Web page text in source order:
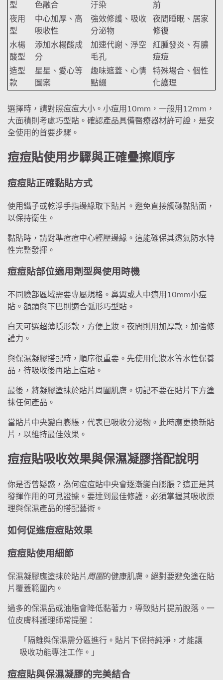
型 色融合 汙染
前
夜用
型
中心加厚、高
吸收性
強效修護、吸收
分泌物
夜間睡眠、居家
修復
水楊
酸型
添加水楊酸成
分
加速代謝、淨空
毛孔
紅腫發炎、有膿
痘痘
造型
款
星星、愛心等
圖案
趣味遮蓋、心情
點綴
特殊場合、個性
化護理
選擇時，請對照痘痘大小。小痘用10mm，一般用12mm，
大面積則考慮巧型貼。確認產品具備醫療器材許可證，是安
全使用的首要步驟。
痘痘貼使用步驟與正確疊擦順序
痘痘貼正確黏貼方式
使用鑷子或乾淨手指邊緣取下貼片。避免直接觸碰黏貼面，
以保持衛生。
黏貼時，請對準痘痘中心輕壓邊緣。這能確保其透氣防水特
性完整發揮。
痘痘貼部位適用劑型與使用時機
不同臉部區域需要專屬規格。鼻翼或人中適用10mm小痘
貼。額頭與下巴則適合弧形巧型貼。
白天可選超薄隱形款，方便上妝。夜間則用加厚款，加強修
護力。
與保濕凝膠搭配時，順序很重要。先使用化妝水等水性保養
品，待吸收後再貼上痘貼。
最後，將凝膠塗抹於貼片周圍肌膚。切記不要在貼片下方塗
抹任何產品。
當貼片中央變白膨脹，代表已吸收分泌物。此時應更換新貼
片，以維持最佳效果。
痘痘貼吸收效果與保濕凝膠搭配說明
你是否曾疑惑，為何痘痘貼中央會逐漸變白膨脹？這正是其
發揮作用的可見證據。要達到最佳修護，必須掌握其吸收原
理與保濕產品的搭配藝術。
如何促進痘痘貼效果
痘痘貼使用細節
保濕凝膠應塗抹於貼片 周圍的健康肌膚。絕對要避免塗在貼
片覆蓋範圍內。
過多的保濕品或油脂會降低黏著力，導致貼片提前脫落。一
位皮膚科護理師常提醒：
「隔離與保濕需分區進行。貼片下保持純淨，才能讓
吸收功能專注工作。」
痘痘貼與保濕凝膠的完美結合